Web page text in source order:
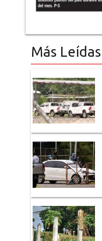
Más Leídas